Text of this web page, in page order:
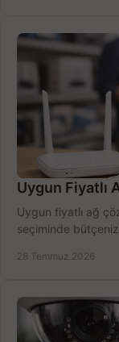
Uygun Fiyatlı
Uygun fiyatlı ağ
seçiminde
28 Temmuz 2026